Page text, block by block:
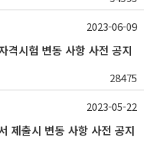
격시험 변동 사항 사전 공지
28475
2023-06-09
제출시 변동 사항 사전 공지
2023-05-22